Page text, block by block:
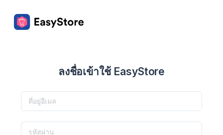
ลงชื่อเข้าใช้ EasyStore